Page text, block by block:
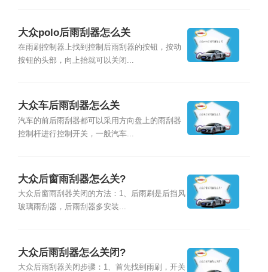
大众polo后雨刮器怎么关
在雨刷控制器上找到控制后雨刮器的按钮，按动
按钮的头部，向上抬就可以关闭...
大众车后雨刮器怎么关
汽车的前后雨刮器都可以采用方向盘上的雨刮器
控制杆进行控制开关，一般汽车...
大众后窗雨刮器怎么关?
大众后窗雨刮器关闭的方法：1、后雨刷是后挡风
玻璃雨刮器，后雨刮器多安装...
大众后雨刮器怎么关闭?
大众后雨刮器关闭步骤：1、首先找到雨刷，开关